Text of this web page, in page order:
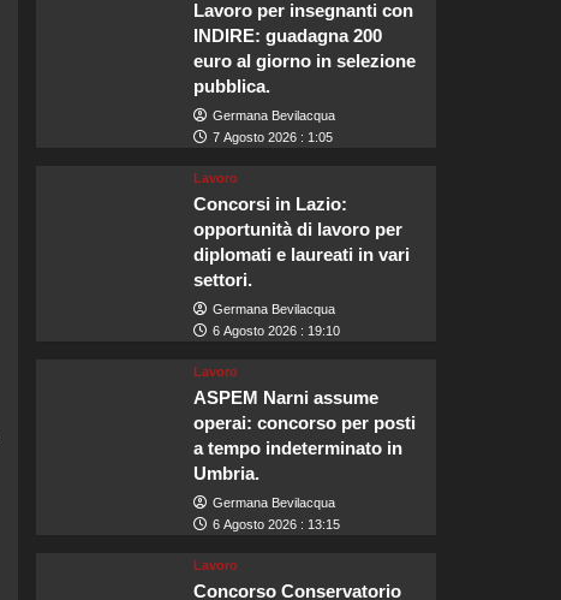
Lavoro per insegnanti con
INDIRE: guadagna 200
euro al giorno in selezione
pubblica.
Germana Bevilacqua
7 Agosto 2026 : 1:05
Lavoro
Concorsi in Lazio:
opportunità di lavoro per
diplomati e laureati in vari
settori.
Germana Bevilacqua
6 Agosto 2026 : 19:10
Lavoro
ASPEM Narni assume
operai: concorso per posti
a tempo indeterminato in
Umbria.
Germana Bevilacqua
6 Agosto 2026 : 13:15
Lavoro
Concorso Conservatorio